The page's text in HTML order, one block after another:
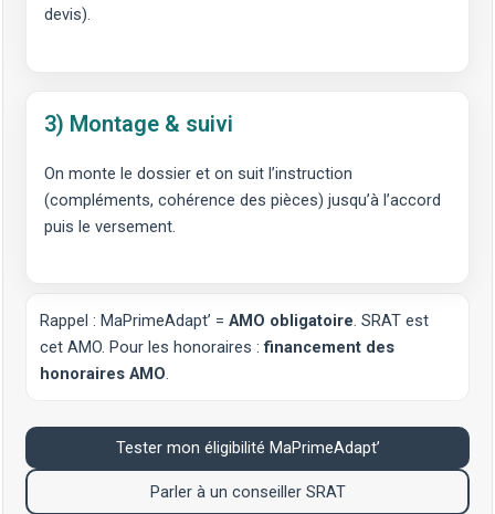
devis).
3) Montage & suivi
On monte le dossier et on suit l’instruction
(compléments, cohérence des pièces) jusqu’à l’accord
puis le versement.
Rappel : MaPrimeAdapt’ =AMO obligatoire. SRAT est
cet AMO. Pour les honoraires :financement des
honoraires AMO.
Tester mon éligibilité MaPrimeAdapt’
Parler à un conseiller SRAT